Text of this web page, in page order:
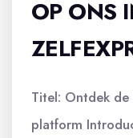
OP ONS
Titel: Ontdek de
platform